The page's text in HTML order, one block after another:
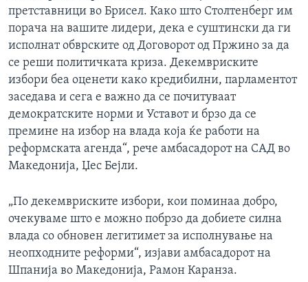
претставници во Брисел. Како што Столтенберг им
порача на вашите лидери, дека е суштински да ги
исполнат обврските од Договорот од Пржино за да
се реши политичката криза. Декемвриските
избори беа оценети како кредибилни, парламентот
заседава и сега е важно да се почитуваат
демократските норми и Уставот и брзо да се
премине на избор на влада која ќе работи на
реформската агенда“, рече амбасадорот на САД во
Македонија, Џес Бејли.
„По декемвриските избори, кои поминаа добро,
очекуваме што е можно побрзо да добиете силна
влада со обновен легитимет за исполнување на
неопходните реформи“, изјави амбасадорот на
Шпанија во Македонија, Рамон Каранза.